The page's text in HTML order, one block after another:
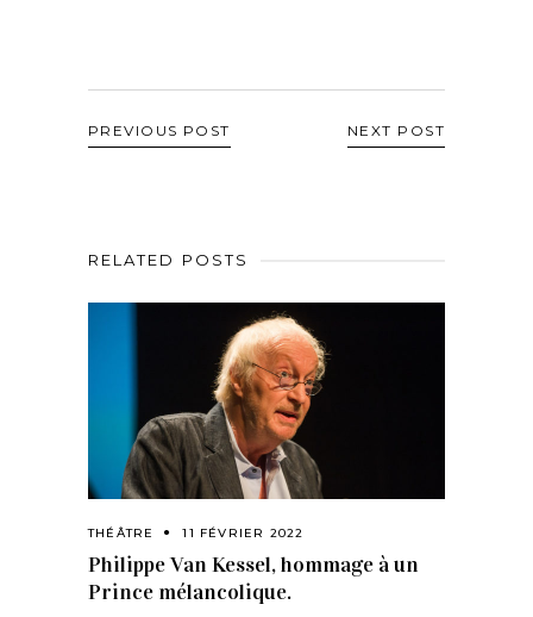
PREVIOUS POST NEXT POST
RELATED POSTS
THÉÂTRE 11 FÉVRIER 2022
Philippe Van Kessel, hommage à un
Prince mélancolique.